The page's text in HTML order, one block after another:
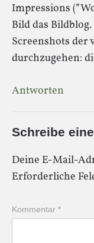
Impressions
Bild das
Screenshots der
durchzugehen:
Antworten
Schreibe
Deine E-Mail-
Erforderliche
Kommentar *